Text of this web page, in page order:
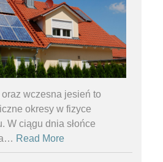
wczesna jesień to
okresy w fizyce
W ciągu dnia słońce
… Read More